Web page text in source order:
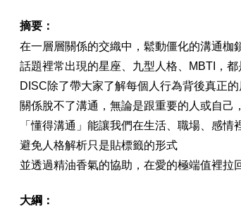
摘要：
在一層層關係的交織中，鬆動僵化的溝通枷
話題裡常出現的星座、九型人格、MBTI，
DISC除了帶大家了解每個人行為背後真正
關係脫不了溝通，無論是跟重要的人或自己，
「懂得溝通」能讓我們在生活、職場、感情
避免人格解析只是貼標籤的形式
並透過精油香氣的協助，在愛的極端值裡拉
大綱：